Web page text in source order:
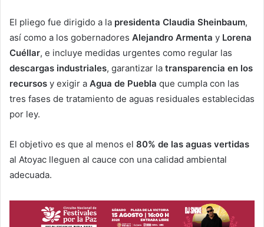
El pliego fue dirigido a la presidenta Claudia Sheinbaum,
así como a los gobernadores Alejandro Armenta y Lorena
Cuéllar, e incluye medidas urgentes como regular las
descargas industriales, garantizar la transparencia en los
recursos y exigir a Agua de Puebla que cumpla con las
tres fases de tratamiento de aguas residuales establecidas
por ley.
El objetivo es que al menos el 80% de las aguas vertidas
al Atoyac lleguen al cauce con una calidad ambiental
adecuada.